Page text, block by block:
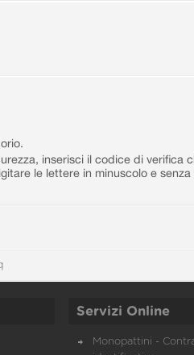
inserisci il codice di verifica
le lettere in minuscolo e senza
Servizi Online
Monopattini -